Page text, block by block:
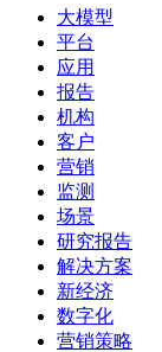
大模型
平台
应用
报告
机构
客户
营销
监测
场景
研究报告
解决方案
新经济
数字化
营销策略